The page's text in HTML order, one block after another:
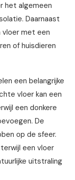
het algemeen
Daarnaast
met een
of huisdieren
een belangrijke
vloer kan een
een donkere
De
op de sfeer.
een vloer
uitstraling